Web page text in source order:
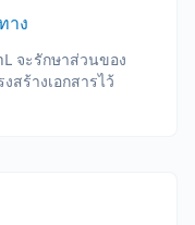
าง
จะรักษาส่วนของ
สร้างเอกสารไว้